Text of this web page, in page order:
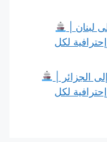
لبنان |
ثقة وإحترافية لكل
الجزائر |
ثقة وإحترافية لكل